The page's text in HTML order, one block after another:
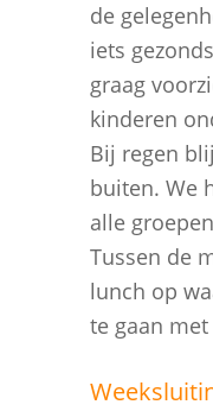
de
iets
graag
kinderen
Bij regen
buiten. We
alle
Tussen de
lunch op
te gaan